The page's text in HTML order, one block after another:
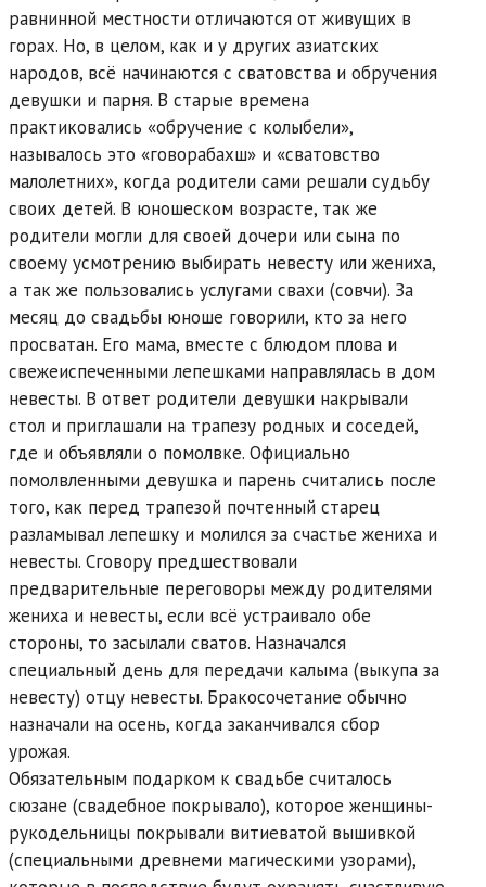
равнинной местности отличаются от живущих в
горах. Но, в целом, как и у других азиатских
народов, всё начинаются с сватовства и обручения
девушки и парня. В старые времена
практиковались «обручение с колыбели»,
называлось это «говорабахш» и «сватовство
малолетних», когда родители сами решали судьбу
своих детей. В юношеском возрасте, так же
родители могли для своей дочери или сына по
своему усмотрению выбирать невесту или жениха,
а так же пользовались услугами свахи (совчи). За
месяц до свадьбы юноше говорили, кто за него
просватан. Его мама, вместе с блюдом плова и
свежеиспеченными лепешками направлялась в дом
невесты. В ответ родители девушки накрывали
стол и приглашали на трапезу родных и соседей,
где и объявляли о помолвке. Официально
помолвленными девушка и парень считались после
того, как перед трапезой почтенный старец
разламывал лепешку и молился за счастье жениха и
невесты. Сговору предшествовали
предварительные переговоры между родителями
жениха и невесты, если всё устраивало обе
стороны, то засылали сватов. Назначался
специальный день для передачи калыма (выкупа за
невесту) отцу невесты. Бракосочетание обычно
назначали на осень, когда заканчивался сбор
урожая.
Обязательным подарком к свадьбе считалось
сюзане (свадебное покрывало), которое женщины-
рукодельницы покрывали витиеватой вышивкой
(специальными древнеми магическими узорами),